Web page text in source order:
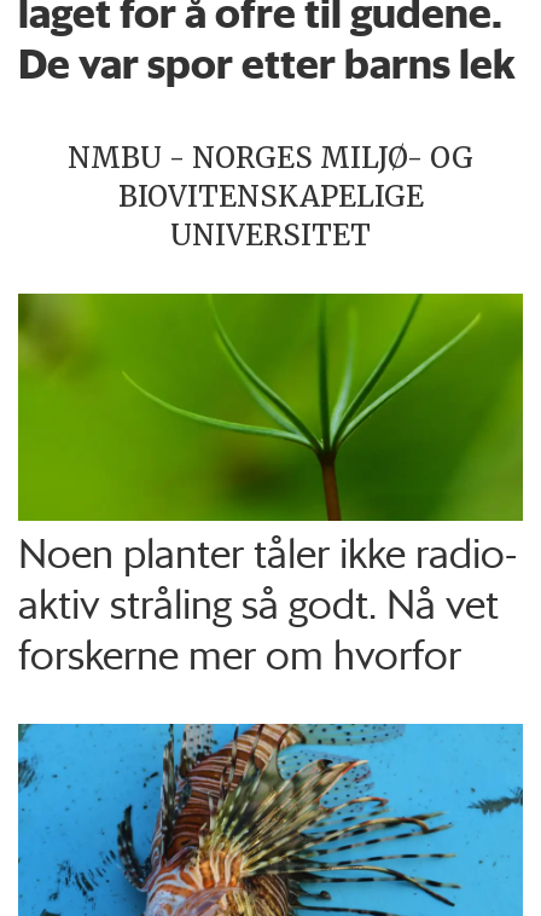
laget for å ofre til gudene.
De var spor etter barns lek
NMBU - NORGES MILJØ- OG
BIOVITENSKAPELIGE
UNIVERSITET
Noen planter tåler ikke radio­
aktiv stråling så godt. Nå vet
forskerne mer om hvorfor